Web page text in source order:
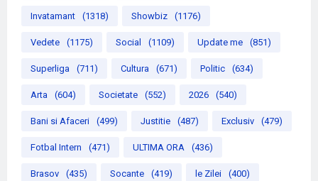
Invatamant (1318) Showbiz (1176)
Vedete (1175) Social (1109) Update me (851)
Superliga (711) Cultura (671) Politic (634)
Arta (604) Societate (552) 2026 (540)
Bani si Afaceri (499) Justitie (487) Exclusiv (479)
Fotbal Intern (471) ULTIMA ORA (436)
Brasov (435) Socante (419) le Zilei (400)